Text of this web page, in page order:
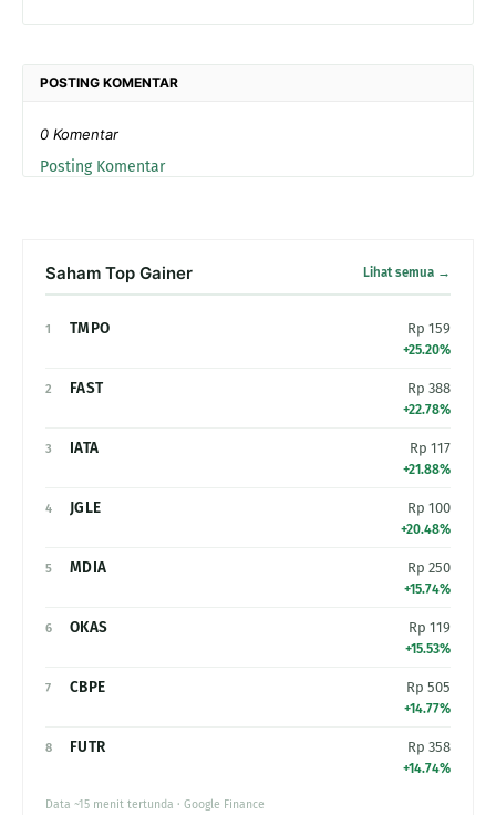
POSTING KOMENTAR
0 Komentar
Posting Komentar
Saham Top Gainer Lihat semua →
1 TMPO Rp 159
+25.20%
2 FAST Rp 388
+22.78%
3 IATA Rp 117
+21.88%
4 JGLE Rp 100
+20.48%
5 MDIA Rp 250
+15.74%
6 OKAS Rp 119
+15.53%
7 CBPE Rp 505
+14.77%
8 FUTR Rp 358
+14.74%
Data ~15 menit tertunda · Google Finance